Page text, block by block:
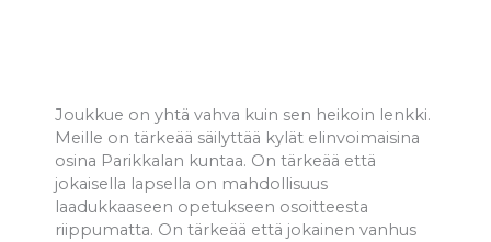
Joukkue on yhtä vahva kuin sen heikoin lenkki.
Meille on tärkeää säilyttää kylät elinvoimaisina
osina Parikkalan kuntaa. On tärkeää että
jokaisella lapsella on mahdollisuus
laadukkaaseen opetukseen osoitteesta
riippumatta. On tärkeää että jokainen vanhus